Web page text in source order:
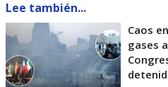
Lee también...
Caos
gases